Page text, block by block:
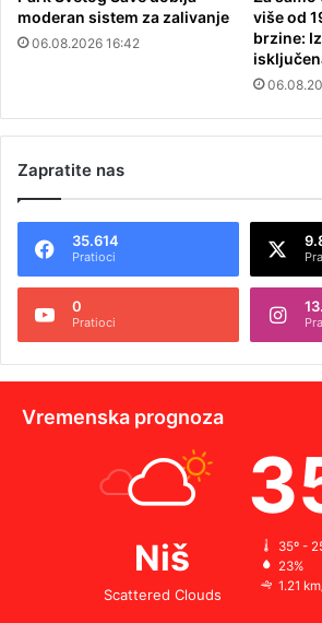
moderan sistem za zalivanje
06.08.2026 16:42
više od
brzine:
Zapratite nas
35.614
Pratioci
0
Pratioci
Vremenska prognoza
Niš
Scattered Clouds
35º -
23%
1.21